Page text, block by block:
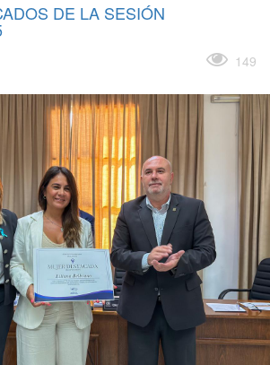
DE LA SESIÓN
149